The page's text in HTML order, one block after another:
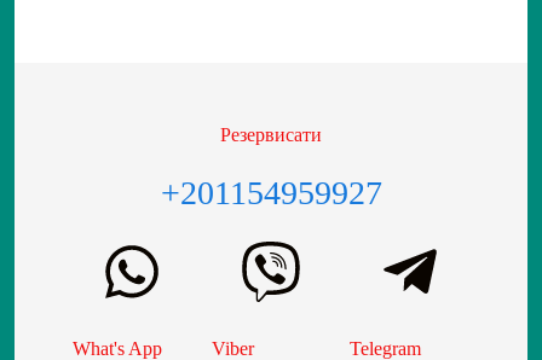
Резервисати
+201154959927
What's App Viber Telegram